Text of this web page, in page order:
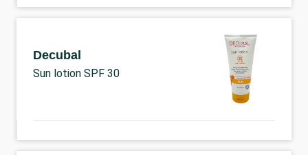
Decubal
Sun lotion SPF 30